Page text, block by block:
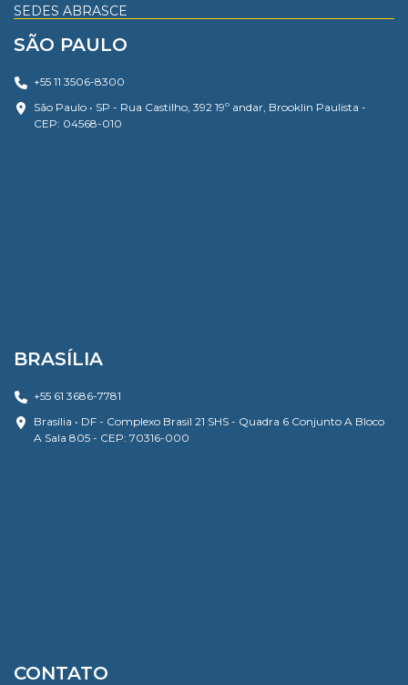
SEDES ABRASCE
SÃO PAULO
+55 11 3506-8300
São Paulo • SP - Rua Castilho, 392 19º andar, Brooklin Paulista -
CEP: 04568-010
BRASÍLIA
+55 61 3686-7781
Brasília • DF - Complexo Brasil 21 SHS - Quadra 6 Conjunto A Bloco
A Sala 805 - CEP: 70316-000
CONTATO